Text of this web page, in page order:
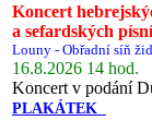
Koncert
a sefardských písní
Louny - Obřadní síň
16.8.2026 14 hod.
Koncert v podání
PLAKÁTEK